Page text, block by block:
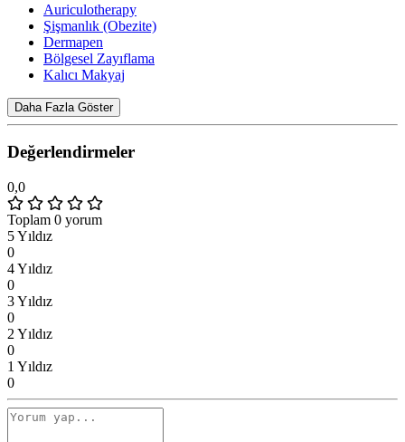
Auriculotherapy
Şişmanlık (Obezite)
Dermapen
Bölgesel Zayıflama
Kalıcı Makyaj
Daha Fazla Göster
Değerlendirmeler
0,0
Toplam 0 yorum
5 Yıldız
0
4 Yıldız
0
3 Yıldız
0
2 Yıldız
0
1 Yıldız
0